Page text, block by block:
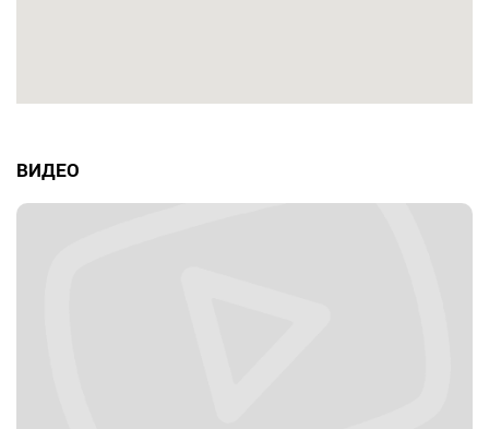
ВИДЕО